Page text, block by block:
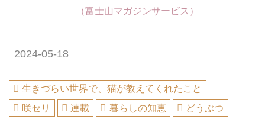
（富士山マガジンサービス）
2024-05-18
生きづらい世界で、猫が教えてくれたこと
咲セリ
連載 暮らしの知恵
どうぶつ